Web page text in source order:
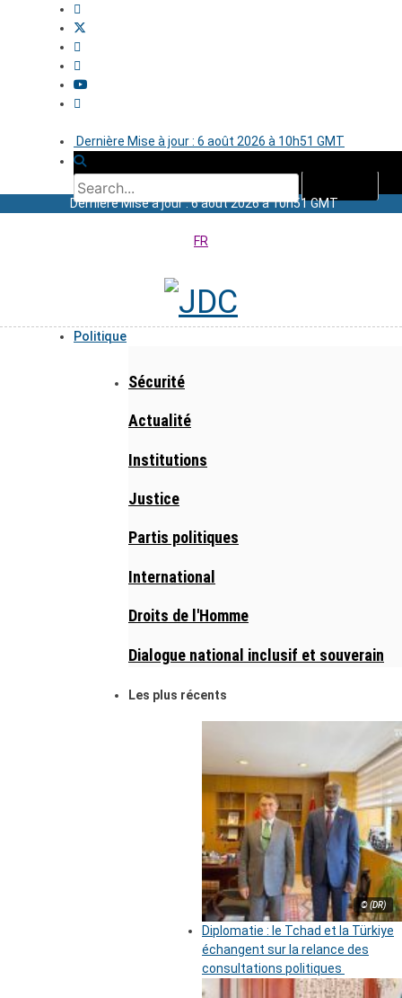
Dernière Mise à jour : 6 août 2026 à 10h51 GMT
Dernière Mise à jour : 6 août 2026 à 10h51 GMT
FR
Politique
Sécurité
Actualité
Institutions
Justice
Partis politiques
International
Droits de l'Homme
Dialogue national inclusif et souverain
Les plus récents
© (DR)
Diplomatie : le Tchad et la Türkiye
échangent sur la relance des
consultations politiques